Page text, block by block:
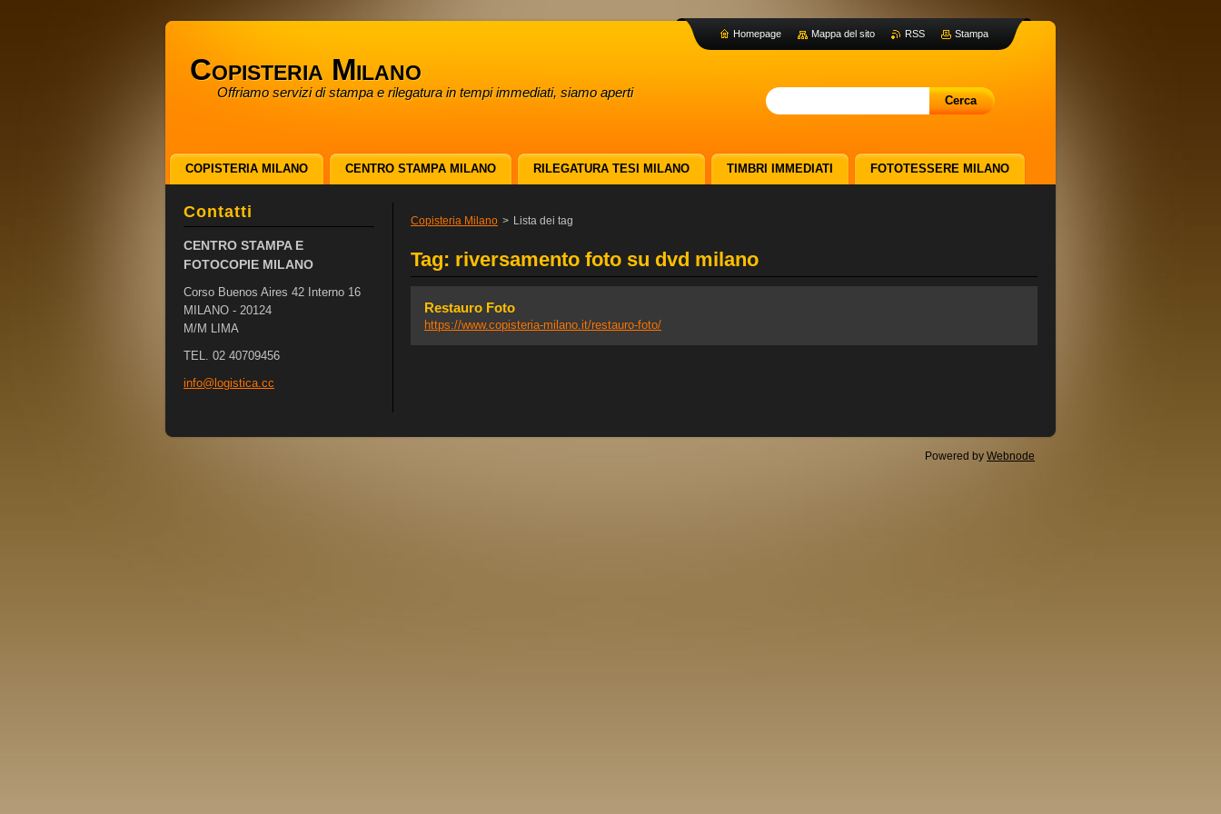
Copisteria Milano
Offriamo servizi di stampa e rilegatura in tempi immediati, siamo aperti
Copisteria Milano > Lista dei tag
Tag: riversamento foto su dvd milano
Restauro Foto
https://www.copisteria-milano.it/restauro-foto/
Contatti
CENTRO STAMPA E
FOTOCOPIE MILANO
Corso Buenos Aires 42 Interno 16
MILANO - 20124
M/M LIMA
TEL. 02 40709456
info@logistica.cc
COPISTERIA MILANO CENTRO STAMPA MILANO RILEGATURA TESI MILANO TIMBRI IMMEDIATI FOTOTESSERE MILANO
Homepage Mappa del sito RSS Stampa
Powered by Webnode